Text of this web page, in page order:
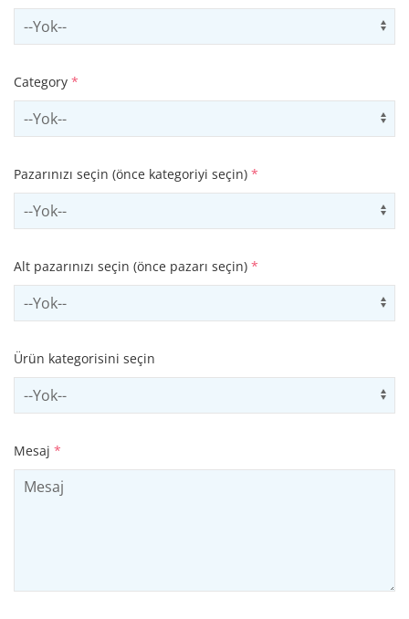
Select country
Category *
Select contactCategory
Pazarınızı seçin (önce kategoriyi seçin) *
Select sector
Alt pazarınızı seçin (önce pazarı seçin) *
Select subSector
Ürün kategorisini seçin
Select productCategory
Mesaj *